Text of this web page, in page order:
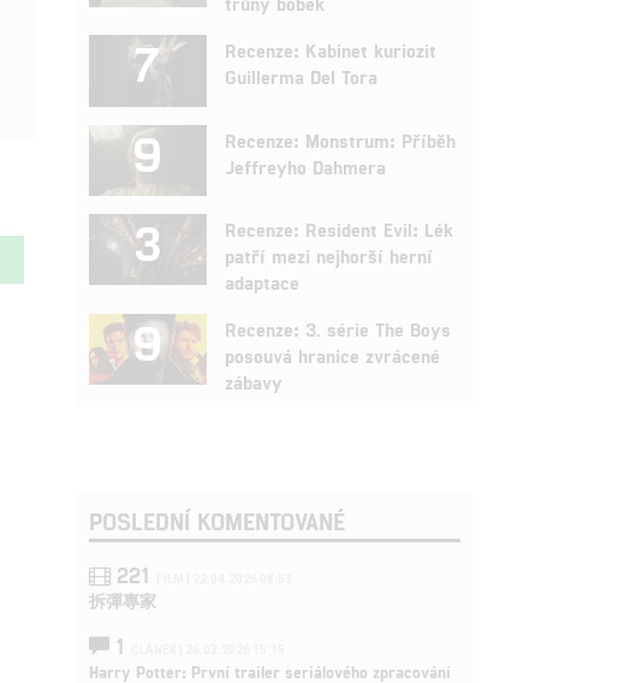
7
Recenze: Kabinet kuriozit
Guillerma Del Tora
9
Recenze: Monstrum: Příběh
Jeffreyho Dahmera
3
Recenze: Resident Evil: Lék
patří mezi nejhorší herní
adaptace
9
Recenze: 3. série The Boys
posouvá hranice zvrácené
zábavy
POSLEDNÍ KOMENTOVANÉ
221
拆彈專家
1
Harry Potter: První trailer seriálového zpracování